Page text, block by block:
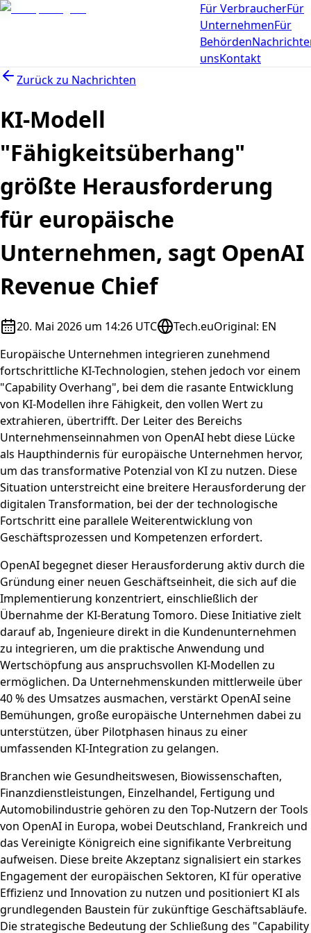
Für VerbraucherFür
UnternehmenFür
Behörden
unsKontakt
Zurück zu Nachrichten
KI-Modell
"Fähigkeitsüberhang"
größte Herausforderung
für europäische
Unternehmen, sagt OpenAI
Revenue Chief
20. Mai 2026 um 14:26 UTC Tech.euOriginal: EN
Europäische Unternehmen integrieren zunehmend
fortschrittliche KI-Technologien, stehen jedoch vor einem
"Capability Overhang", bei dem die rasante Entwicklung
von KI-Modellen ihre Fähigkeit, den vollen Wert zu
extrahieren, übertrifft. Der Leiter des Bereichs
Unternehmenseinnahmen von OpenAI hebt diese Lücke
als Haupthindernis für europäische Unternehmen hervor,
um das transformative Potenzial von KI zu nutzen. Diese
Situation unterstreicht eine breitere Herausforderung der
digitalen Transformation, bei der der technologische
Fortschritt eine parallele Weiterentwicklung von
Geschäftsprozessen und Kompetenzen erfordert.
OpenAI begegnet dieser Herausforderung aktiv durch die
Gründung einer neuen Geschäftseinheit, die sich auf die
Implementierung konzentriert, einschließlich der
Übernahme der KI-Beratung Tomoro. Diese Initiative zielt
darauf ab, Ingenieure direkt in die Kundenunternehmen
zu integrieren, um die praktische Anwendung und
Wertschöpfung aus anspruchsvollen KI-Modellen zu
ermöglichen. Da Unternehmenskunden mittlerweile über
40 % des Umsatzes ausmachen, verstärkt OpenAI seine
Bemühungen, große europäische Unternehmen dabei zu
unterstützen, über Pilotphasen hinaus zu einer
umfassenden KI-Integration zu gelangen.
Branchen wie Gesundheitswesen, Biowissenschaften,
Finanzdienstleistungen, Einzelhandel, Fertigung und
Automobilindustrie gehören zu den Top-Nutzern der Tools
von OpenAI in Europa, wobei Deutschland, Frankreich und
das Vereinigte Königreich eine signifikante Verbreitung
aufweisen. Diese breite Akzeptanz signalisiert ein starkes
Engagement der europäischen Sektoren, KI für operative
Effizienz und Innovation zu nutzen und positioniert KI als
grundlegenden Baustein für zukünftige Geschäftsabläufe.
Die strategische Bedeutung der Schließung des "Capability